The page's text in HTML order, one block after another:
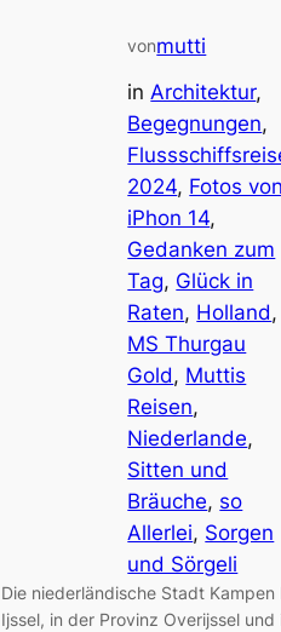
vonmutti
inArchitektur
Begegnungen
2024, Fotos von
iPhon 14
Gedanken zum
Tag, Glück in
Raten, Holland
MS Thurgau
Gold, Muttis
Reisen
Niederlande
Sitten und
Bräuche, so
Allerlei, Sorgen
und Sörgeli
Die niederländische Stadt
Ijssel, in der Provinz Overijssel